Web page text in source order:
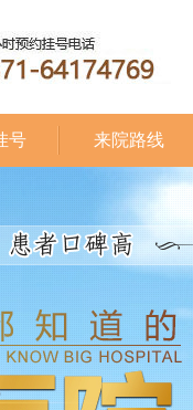
号 来院路线